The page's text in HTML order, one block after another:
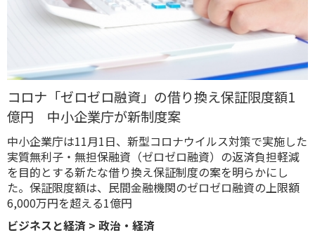
コロナ「ゼロゼロ融資」の借り換え保証限度額1
億円 中小企業庁が新制度案
中小企業庁は11月1日、新型コロナウイルス対策で実施した
実質無利子・無担保融資（ゼロゼロ融資）の返済負担軽減
を目的とする新たな借り換え保証制度の案を明らかにし
た。保証限度額は、民間金融機関のゼロゼロ融資の上限額
6,000万円を超える1億円
ビジネスと経済 > 政治・経済